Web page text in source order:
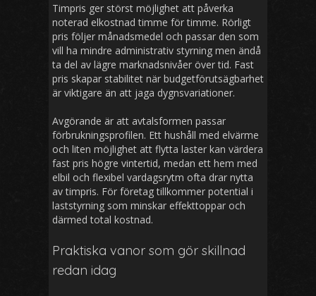
Timpris ger störst möjlighet att påverka
noterad elkostnad timme för timme. Rörligt
pris följer månadsmedel och passar den som
vill ha mindre administrativ styrning men ändå
ta del av lägre marknadsnivåer över tid. Fast
pris skapar stabilitet när budgetförutsägbarhet
är viktigare än att jaga dygnsvariationer.
Avgörande är att avtalsformen passar
förbrukningsprofilen. Ett hushåll med elvärme
och liten möjlighet att flytta laster kan värdera
fast pris högre vintertid, medan ett hem med
elbil och flexibel vardagsrytm ofta drar nytta
av timpris. För företag tillkommer potential i
laststyrning som minskar effekttoppar och
därmed total kostnad.
Praktiska vanor som gör skillnad
redan idag